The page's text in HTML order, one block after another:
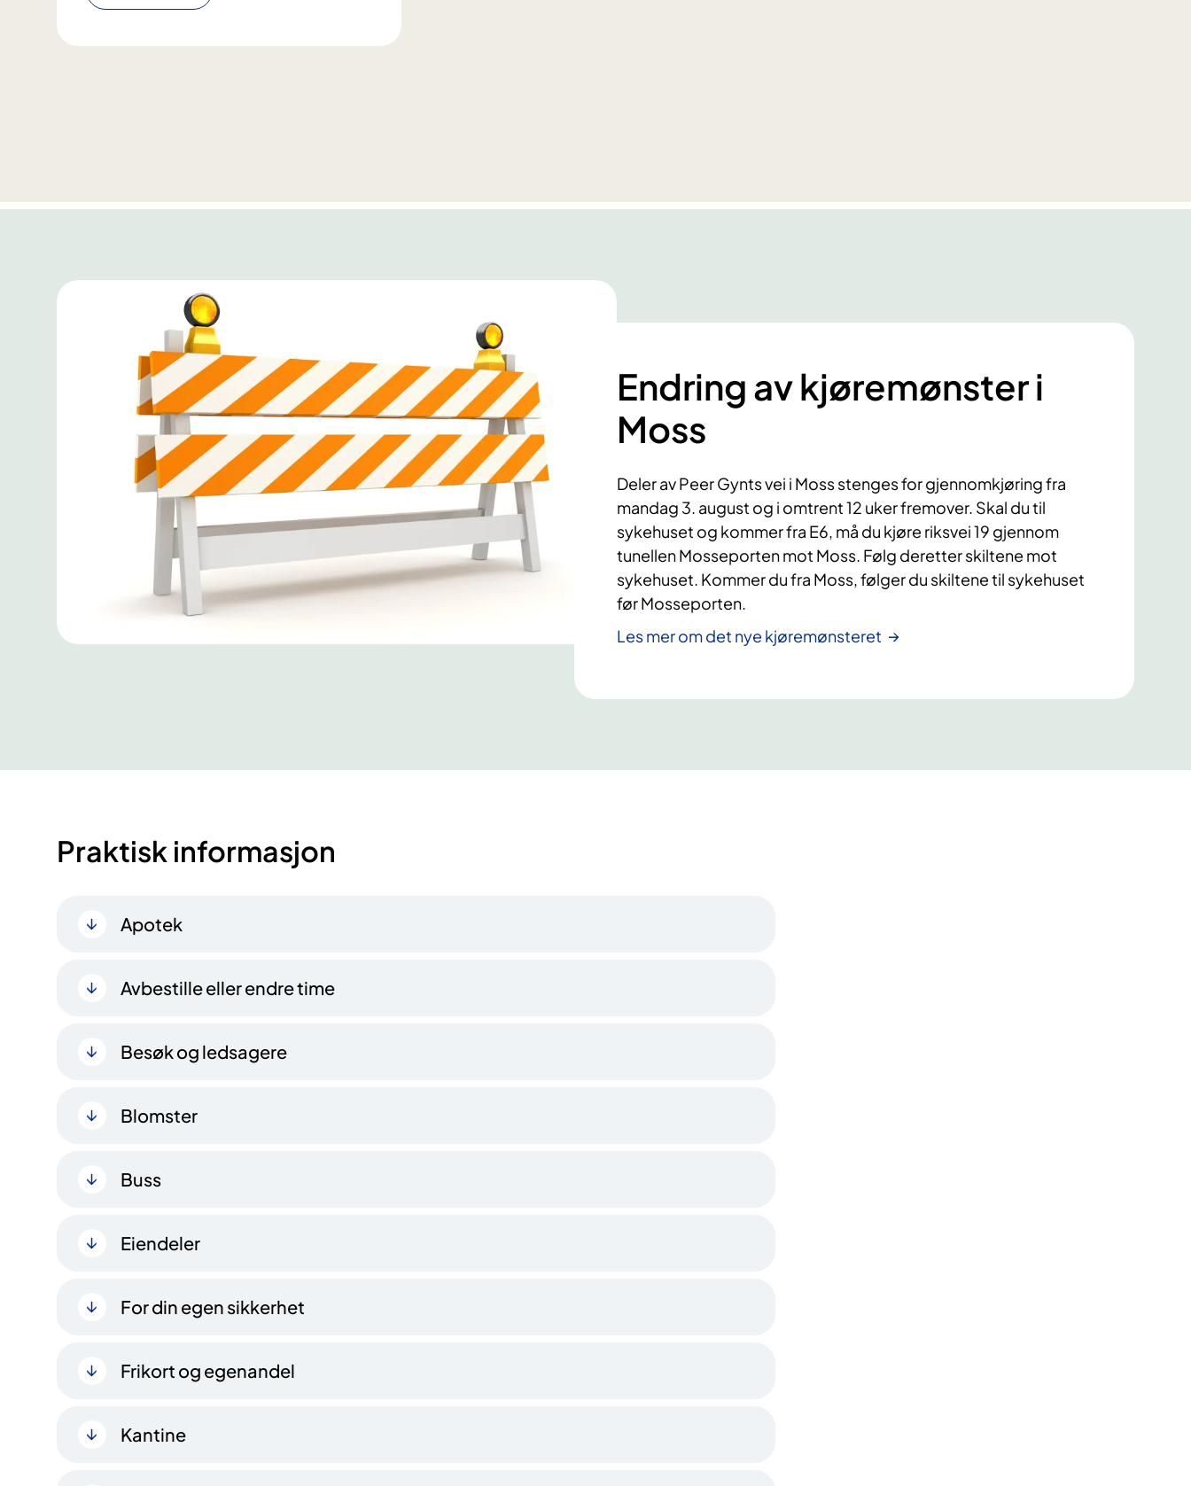
Endring av kjøremønster i
Moss
Deler av Peer Gynts vei i Moss stenges for gjennomkjøring fra
mandag 3. august og i omtrent 12 uker fremover. Skal du til
sykehuset og kommer fra E6, må du kjøre riksvei 19 gjennom
tunellen Mosseporten mot Moss. Følg deretter skiltene mot
sykehuset. Kommer du fra Moss, følger du skiltene til sykehuset
før Mosseporten.
Les mer om det nye kjøremønsteret
Praktisk informasjon
Apotek
Avbestille eller endre time
Besøk og ledsagere
Blomster
Buss
Eiendeler
For din egen sikkerhet
Frikort og egenandel
Kantine